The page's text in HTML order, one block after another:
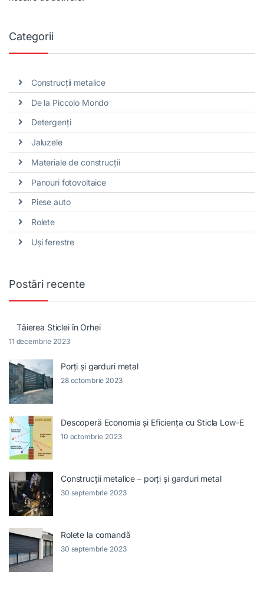
Categorii
Construcții metalice
De la Piccolo Mondo
Detergenți
Jaluzele
Materiale de construcții
Panouri fotovoltaice
Piese auto
Rolete
Uși ferestre
Postări recente
Tăierea Sticlei în Orhei
11 decembrie 2023
Porți și garduri metal
28 octombrie 2023
Descoperă Economia și Eficiența cu Sticla Low-E
10 octombrie 2023
Construcții metalice – porți și garduri metal
30 septembrie 2023
Rolete la comandă
30 septembrie 2023